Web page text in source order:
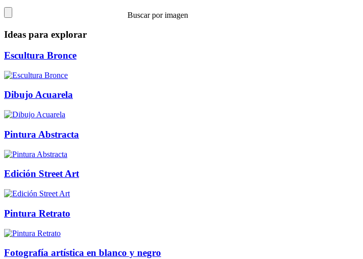
Buscar por imagen
Ideas para explorar
Escultura Bronce
Dibujo Acuarela
Pintura Abstracta
Edición Street Art
Pintura Retrato
Fotografía artística en blanco y negro